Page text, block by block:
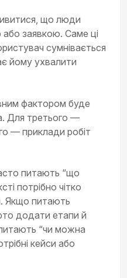
що люди
заявкою. Саме ці
сумнівається
йому ухвалити
фактором буде
Для третього —
— приклади робіт
питають “що
потрібно чітко
Якщо питають
додати етапи й
“чи можна
кейси або